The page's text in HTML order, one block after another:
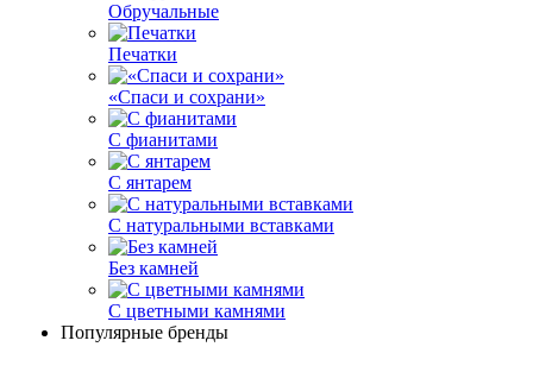
Обручальные
Печатки
«Спаси и сохрани»
С фианитами
С янтарем
С натуральными вставками
Без камней
С цветными камнями
Популярные бренды